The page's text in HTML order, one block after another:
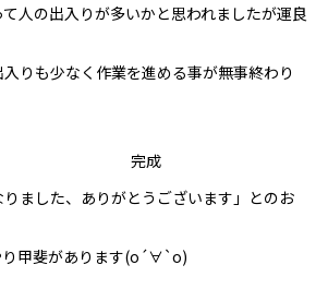
人の出入りが多いかと思われましたが運良
りも少なく作業を進める事が無事終わり
ました、ありがとうございます」とのお
り甲斐があります(о´∀`о)